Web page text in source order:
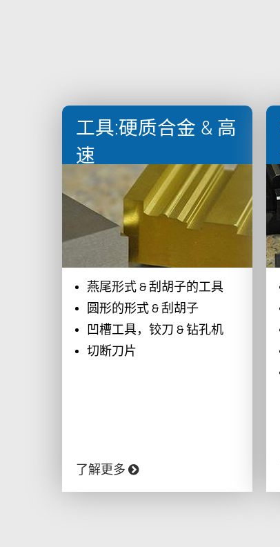
工具:硬质合金 & 高
速
燕尾形式 & 刮胡子的工具
圆形的形式 & 刮胡子
凹槽工具，铰刀 & 钻孔机
切断刀片
了解更多